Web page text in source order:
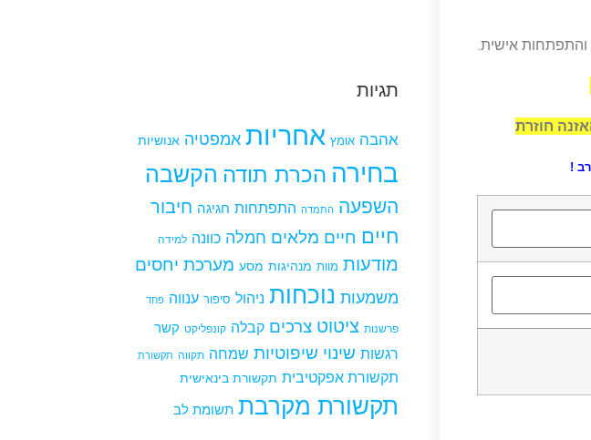
והתפתחות אישית.
חוזרת
!
תגיות
אהבה אומץ אחריות אמפטיה אנושיות
בחירה הכרת תודה הקשבה
השפעה התמדה התפתחות חגיגה חיבור
חיים חיים מלאים חמלה כוונה למידה
מודעות מוות מנהיגות מסע מערכת יחסים
משמעות נוכחות ניהול סיפור ענווה פחד
פרשנות ציטוט צרכים קבלה קונפליקט קשר
רגשות שינוי שיפוטיות שמחה תקווה תקשורת
תקשורת אפקטיבית תקשורת בינאישית
תקשורת מקרבת תשומת לב